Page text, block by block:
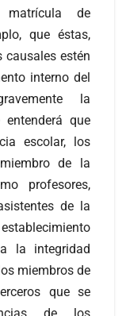
de
que éstas,
estén
interno del
la
entenderá que
escolar, los
de la
profesores,
de la
la integridad
miembros de
que se